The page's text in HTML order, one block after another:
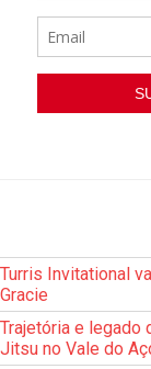
Turris Invitational
Gracie
Trajetória e legado
Jitsu no Vale do